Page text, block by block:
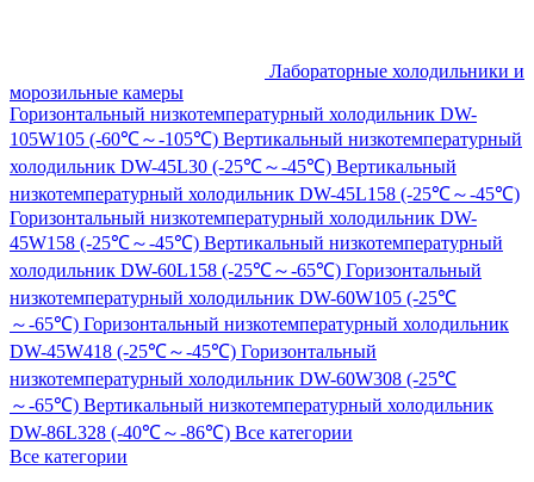
Лабораторные холодильники и
морозильные камеры
Горизонтальный низкотемпературный холодильник DW-
105W105 (-60℃～-105℃) Вертикальный низкотемпературный
холодильник DW-45L30 (-25℃～-45℃) Вертикальный
низкотемпературный холодильник DW-45L158 (-25℃～-45℃)
Горизонтальный низкотемпературный холодильник DW-
45W158 (-25℃～-45℃) Вертикальный низкотемпературный
холодильник DW-60L158 (-25℃～-65℃) Горизонтальный
низкотемпературный холодильник DW-60W105 (-25℃
～-65℃) Горизонтальный низкотемпературный холодильник
DW-45W418 (-25℃～-45℃) Горизонтальный
низкотемпературный холодильник DW-60W308 (-25℃
～-65℃) Вертикальный низкотемпературный холодильник
DW-86L328 (-40℃～-86℃) Все категории
Все категории